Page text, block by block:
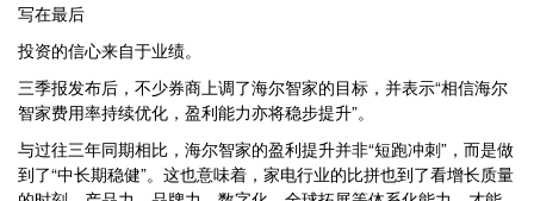
写在最后
投资的信心来自于业绩。
三季报发布后，不少券商上调了海尔智家的目标，并表示“相信海尔
智家费用率持续优化，盈利能力亦将稳步提升”。
与过往三年同期相比，海尔智家的盈利提升并非“短跑冲刺”，而是做
到了“中长期稳健”。这也意味着，家电行业的比拼也到了看增长质量